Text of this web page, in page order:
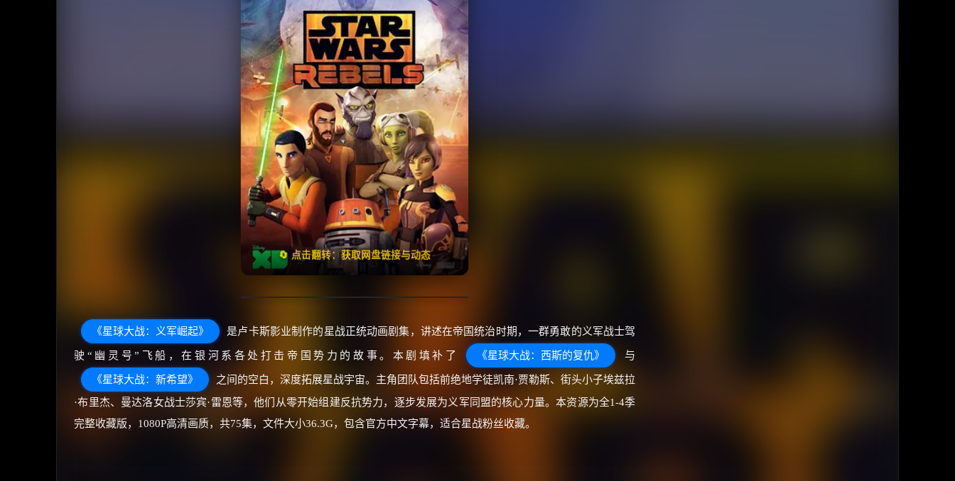
🔄 点击翻转：获取网盘链接与动态
✅ 已完结
夸克网盘
失效请反馈
🧧️
天天领红包
《星球大战：义军崛起》 是卢卡斯影业制作的星战正统动画剧集，讲述在帝国统治时期，一群勇敢的义军战士驾
驶“幽灵号”飞船，在银河系各处打击帝国势力的故事。本剧填补了 《星球大战：西斯的复仇》 与
《星球大战：新希望》
之间的空白，深度拓展星战宇宙。主角团队包括前绝地学徒凯南·贾勒斯、街头小子埃兹拉
·布里杰、曼达洛女战士莎宾·雷恩等，他们从零开始组建反抗势力，逐步发展为义军同盟的核心力量。本资源为全1-4季
完整收藏版，1080P高清画质，共75集，文件大小36.3G，包含官方中文字幕，适合星战粉丝收藏。